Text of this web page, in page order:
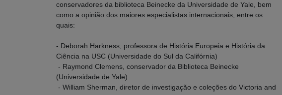
conservadores da biblioteca Beinecke da Universidade de Yale, bem
como a opinião dos maiores especialistas internacionais, entre os
quais:
- Deborah Harkness, professora de História Europeia e História da
Ciência na USC (Universidade do Sul da Califórnia)
- Raymond Clemens, conservador da Biblioteca Beinecke
(Universidade de Yale)
- William Sherman, diretor de investigação e coleções do Victoria and